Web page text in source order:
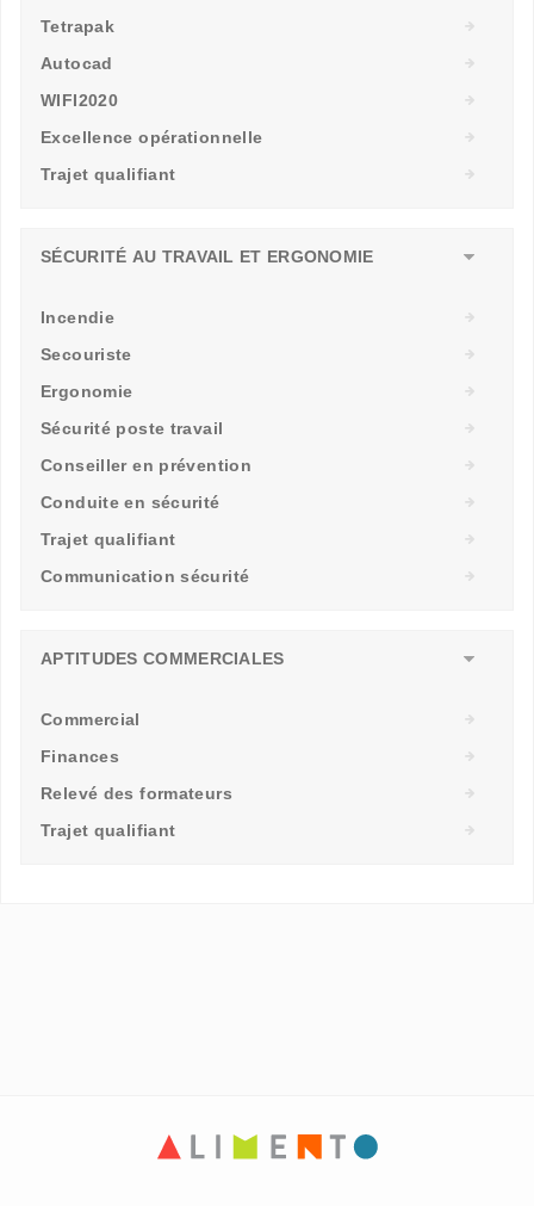
Tetrapak
Autocad
WIFI2020
Excellence opérationnelle
Trajet qualifiant
SÉCURITÉ AU TRAVAIL ET ERGONOMIE
Incendie
Secouriste
Ergonomie
Sécurité poste travail
Conseiller en prévention
Conduite en sécurité
Trajet qualifiant
Communication sécurité
APTITUDES COMMERCIALES
Commercial
Finances
Relevé des formateurs
Trajet qualifiant